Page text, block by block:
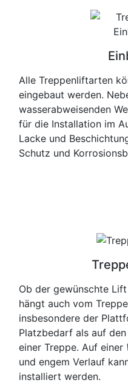
Alle Treppenliftarten
eingebaut werden.
wasserabweisenden
für die Installation im
Lacke und
Schutz und
Ob der gewünschte
hängt auch vom
insbesondere der
Platzbedarf als auf den
einer Treppe. Auf einer
und engem Verlauf
installiert werden.